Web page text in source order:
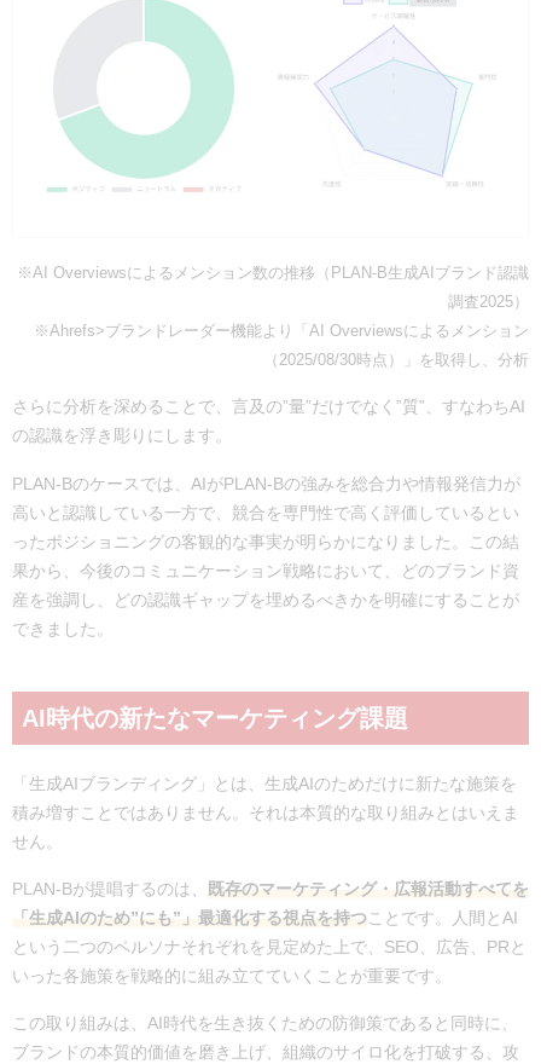
※AI Overviewsによるメンション数の推移（PLAN-B生成AIブランド認識
調査2025）
※Ahrefs>ブランドレーダー機能より「AI Overviewsによるメンション
（2025/08/30時点）」を取得し、分析
さらに分析を深めることで、言及の”量”だけでなく”質”、すなわちAI
の認識を浮き彫りにします。
PLAN-Bのケースでは、AIがPLAN-Bの強みを総合力や情報発信力が
高いと認識している一方で、競合を専門性で高く評価しているとい
ったポジショニングの客観的な事実が明らかになりました。この結
果から、今後のコミュニケーション戦略において、どのブランド資
産を強調し、どの認識ギャップを埋めるべきかを明確にすることが
できました。
AI時代の新たなマーケティング課題
「生成AIブランディング」とは、生成AIのためだけに新たな施策を
積み増すことではありません。それは本質的な取り組みとはいえま
せん。
PLAN-Bが提唱するのは、
既存のマーケティング・広報活動すべてを
「 生成AIのため”にも” 」最適化する視点を持つことです。人間とAI
という二つのペルソナそれぞれを見定めた上で、SEO、広告、PRと
いった各施策を戦略的に組み立てていくことが重要です。
この取り組みは、AI時代を生き抜くための防御策であると同時に、
ブランドの本質的価値を磨き上げ、組織のサイロ化を打破する、攻